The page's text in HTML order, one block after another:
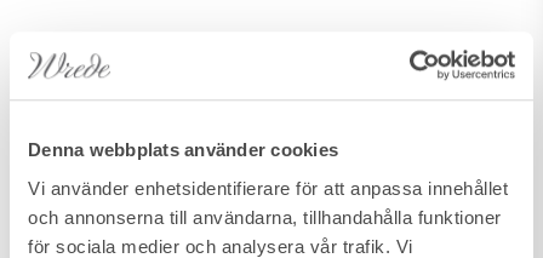
Denna webbplats använder cookies
Vi använder enhetsidentifierare för att anpassa innehållet
och annonserna till användarna, tillhandahålla funktioner
för sociala medier och analysera vår trafik. Vi